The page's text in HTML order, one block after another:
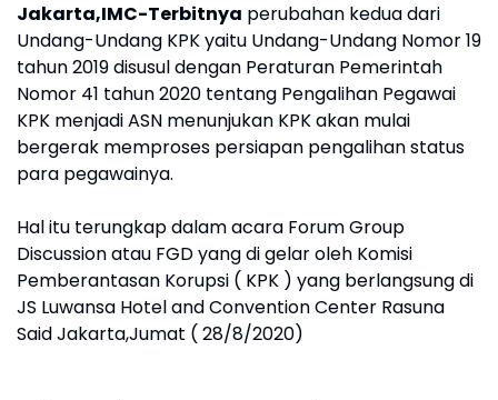
Jakarta,IMC-Terbitnya perubahan kedua dari
Undang-Undang KPK yaitu Undang-Undang Nomor 19
tahun 2019 disusul dengan Peraturan Pemerintah
Nomor 41 tahun 2020 tentang Pengalihan Pegawai
KPK menjadi ASN menunjukan KPK akan mulai
bergerak memproses persiapan pengalihan status
para pegawainya.
Hal itu terungkap dalam acara Forum Group
Discussion atau FGD yang di gelar oleh Komisi
Pemberantasan Korupsi ( KPK ) yang berlangsung di
JS Luwansa Hotel and Convention Center Rasuna
Said Jakarta,Jumat ( 28/8/2020)